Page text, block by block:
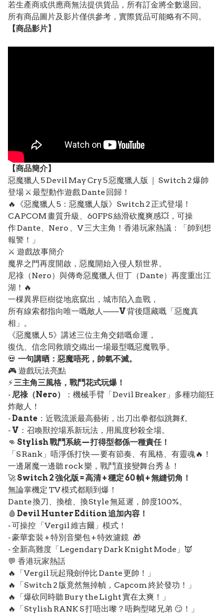
若生產商或供應商無法提供貨品，所有訂金將全數退回。
所有商品圖片及影片僅供參考，實際貨品可能略有不同。
【商品影片】
【商品簡介】
惡魔獵人 5 Devil May Cry 5 惡魔獵人版 ｜ Switch 2 爆帥
登場 ⚔️ 最型動作遊戲 Dante 回歸！
🔥《惡魔獵人 5：惡魔獵人版》Switch 2 正式登場！
CAPCOM 畫質升級、60FPS 絲滑砍魔爽感💥，可操
作 Dante、Nero 、V 三大主角！香港玩家熱議：「帥到想
報警！」
⚔️ 遊戲故事簡介
魔界之門再度開啟，惡魔開始入侵人類世界。
尼祿（Nero）與傳奇惡魔獵人 但丁（Dante）再度重出江
湖！🔥
一棵異界巨樹從地底竄出，城市陷入血戰，
所有線索都指向唯一嘅敵人——V背後隱藏嘅「惡魔真
相」。
《惡魔獵人 5》講述三位主角交錯嘅命運，
復仇、信念同救贖交織出一場最型嘅惡魔戰爭。
💀 一句講晒：惡魔唔死，帥氣不滅。
🎮 遊戲玩法亮點
⚡三主角三風格，戰鬥花式玩爆！
- 尼祿（Nero）
：機械手臂「Devil Breaker」多種功能狂
炸敵人！
- Dante ：近戰流派最高藝術，出刀出拳都似跳舞💃。
- V ：召喚獸控場系新玩法，用風度秒殺全場。
👊 Stylish 戰鬥系統 — 打得型都係一種責任！
「S Rank」唔淨係打快 — 要有節奏、有風格、有靈魂🔥！
一邊屠魔一邊聽 rock 樂，戰鬥直接變舞台秀🎸！
🚀Switch 2 強化版 = 高清 + 穩定 60 幀 + 無縫切角！
無論掌機定 TV 模式都順到爆！
Dante 換刀、換槍、換Style 無延遲，帥度100%。
🩸 Devil Hunter Edition 追加內容！
- 可操控 「Vergil 維吉爾」模式！
- 豪華套裝 + 特別音樂包 + 特效濾鏡 🎁
- 全新高難度「Legendary Dark Knight Mode」👿
💬 香港玩家熱話
🔥「Vergil 玩起飛劍仲比 Dante 更帥！」
🔥「Switch 2 版竟然無掉幀，Capcom 終於發功！」
🔥「爆砍同時聽 Bury the Light 實在太爽！」
🔥「Stylish RANK S 打唔出嚟？唔夠型啫兄弟 😏！」